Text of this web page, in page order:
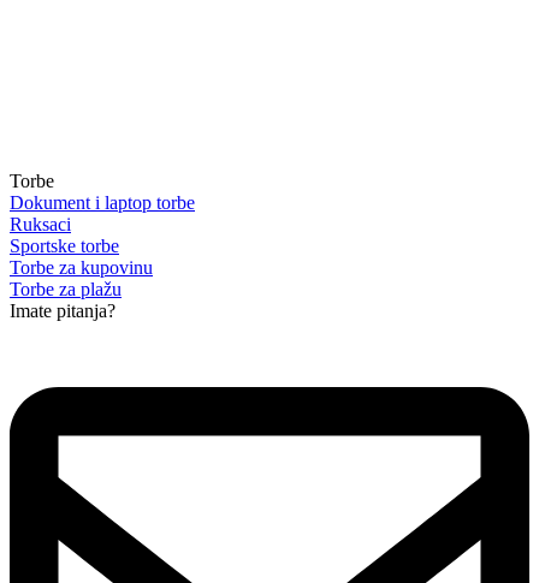
Torbe
Dokument i laptop torbe
Ruksaci
Sportske torbe
Torbe za kupovinu
Torbe za plažu
Imate pitanja?